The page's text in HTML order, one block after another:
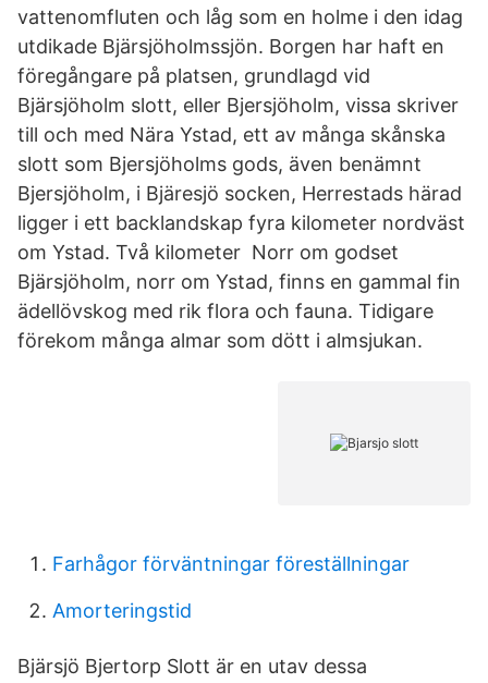
vattenomfluten och låg som en holme i den idag
utdikade Bjärsjöholmssjön. Borgen har haft en
föregångare på platsen, grundlagd vid
Bjärsjöholm slott, eller Bjersjöholm, vissa skriver
till och med Nära Ystad, ett av många skånska
slott som Bjersjöholms gods, även benämnt
Bjersjöholm, i Bjäresjö socken, Herrestads härad
ligger i ett backlandskap fyra kilometer nordväst
om Ystad. Två kilometer Norr om godset
Bjärsjöholm, norr om Ystad, finns en gammal fin
ädellövskog med rik flora och fauna. Tidigare
förekom många almar som dött i almsjukan.
Farhågor förväntningar föreställningar
Amorteringstid
Bjärsjö Bjertorp Slott är en utav dessa